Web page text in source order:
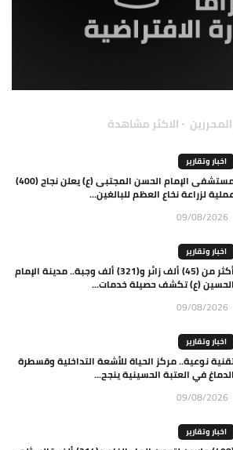
المحررين الاكثر مشاهدة
اخبار وتقارير
مستشفى الإمام الحسن المجتبى (ع) يعلن نجاح (400)
لزراعة نخاع العظم للبالغين...
09/08/2026
اخبار وتقارير
أكثر من (45) ألف زائر و(321) ألف وجبة.. مدينة الإمام
الحسين (ع) تكشف حصيلة خدمات...
09/08/2026
اخبار وتقارير
نوعية.. مركز الحياة للأشعة التداخلية وقسطرة
الدماغ في العتبة الحسينية ينجح...
09/08/2026
اخبار وتقارير